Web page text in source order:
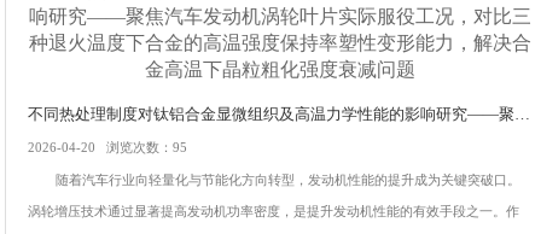
不同热处理制度对钛铝合金显微组织及高温力学性能的影响研究——聚焦汽车发动机涡轮叶片实际服役工况，对比三种退火温度下合金的高温强度保持率塑性变形能力，解决合金高温下晶粒粗化强度衰减问题
2026-04-20 浏览次数：95
随着汽车行业向轻量化与节能化方向转型，发动机性能的提升成为关键突破口。
涡轮增压技术通过显著提高发动机功率密度，是提升发动机性能的有效手段之一。作